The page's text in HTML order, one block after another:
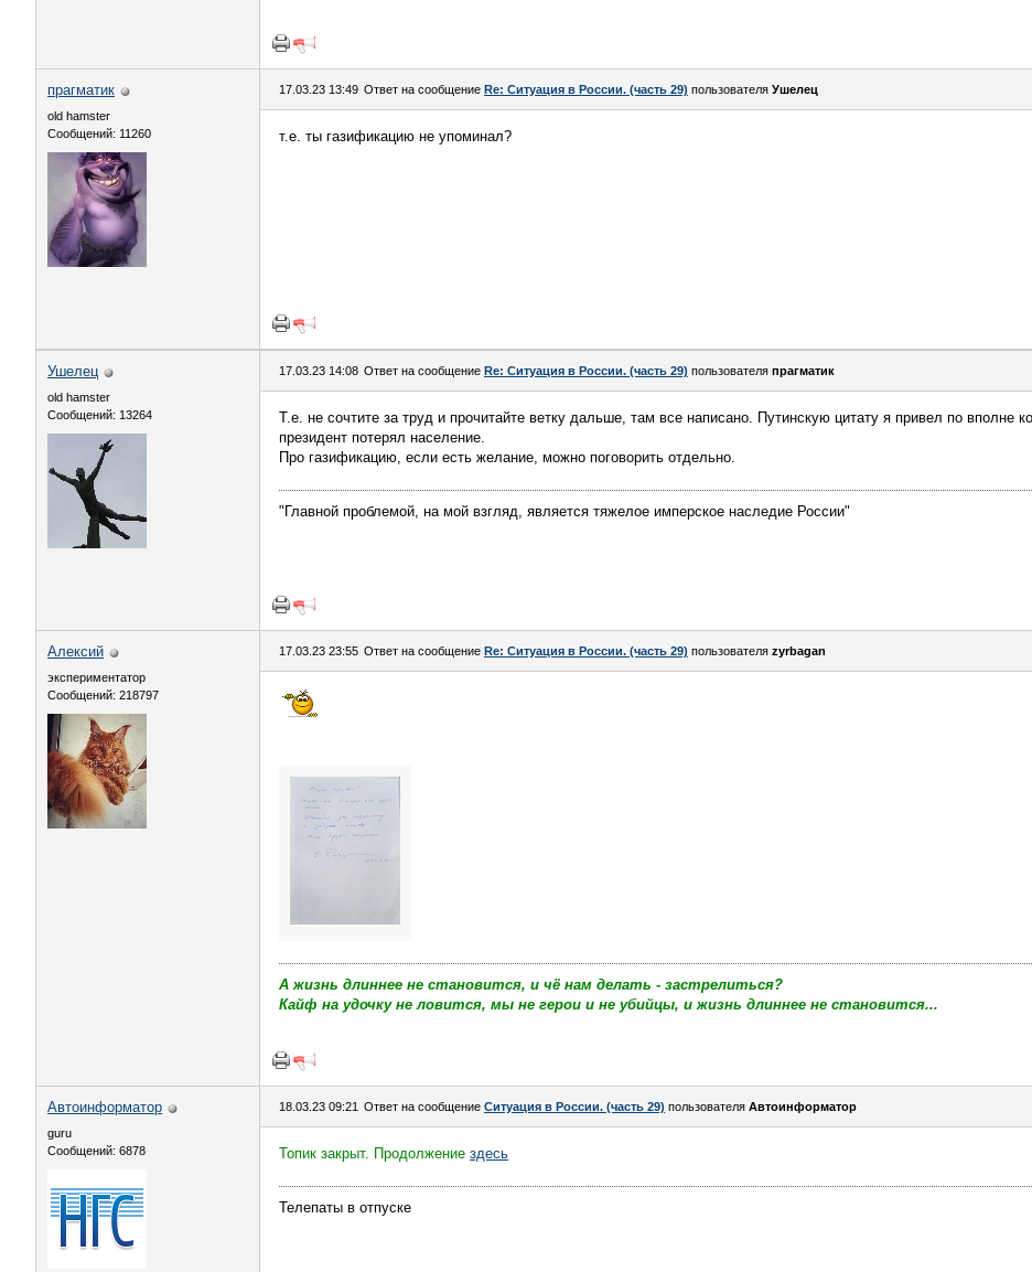
прагматик
old hamster
Сообщений: 11260
17.03.23 13:49 Ответ на сообщение Re: Ситуация в России. (часть 29) пользователя Ушелец
т.е. ты газификацию не упоминал?
Ушелец
old hamster
Сообщений: 13264
17.03.23 14:08 Ответ на сообщение Re: Ситуация в России. (часть 29) пользователя прагматик
Т.е. не сочтите за труд и прочитайте ветку дальше, там все написано. Путинскую цитату я привел по вполне
президент потерял население.
Про газификацию, если есть желание, можно поговорить отдельно.
"Главной проблемой, на мой взгляд, является тяжелое имперское наследие России"
Алексий
экспериментатор
Сообщений: 218797
17.03.23 23:55 Ответ на сообщение Re: Ситуация в России. (часть 29) пользователя zyrbagan
А жизнь длиннее не становится, и чё нам делать - застрелиться?
Кайф на удочку не ловится, мы не герои и не убийцы, и жизнь длиннее не становится...
Автоинформатор
guru
Сообщений: 6878
18.03.23 09:21 Ответ на сообщение Ситуация в России. (часть 29) пользователя Автоинформатор
Топик закрыт. Продолжение здесь
Телепаты в отпуске